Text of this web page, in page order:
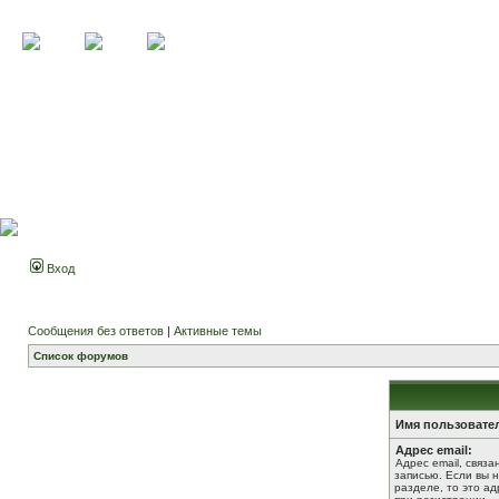
Вход
Сообщения без ответов | Активные темы
Список форумов
Имя
Адрес email:
Адрес email,
записью. Если вы
разделе, то это